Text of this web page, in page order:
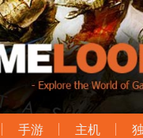
手游 主机